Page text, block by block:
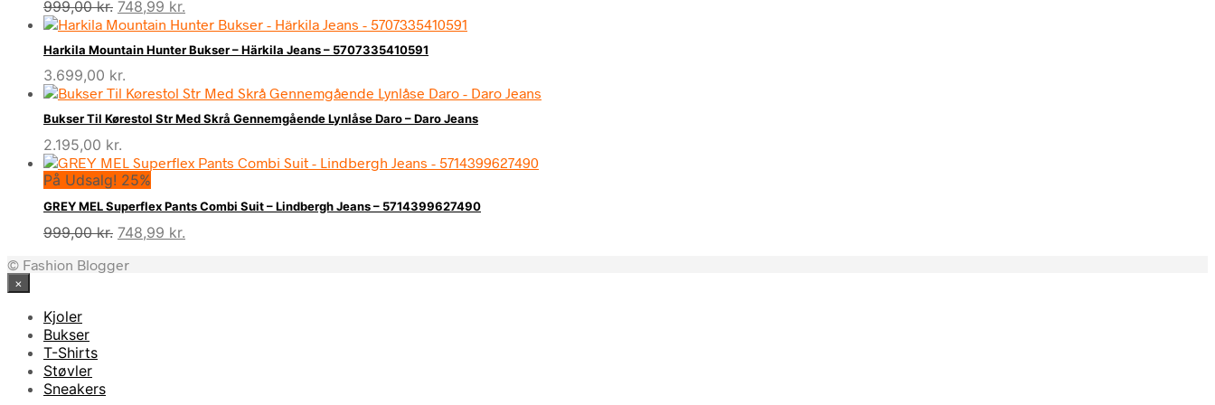
999,00kr. Den
oprindelige
pris
var:
999,00 kr..
748,99 kr.
aktuelle
pris
er:
Harkila Mountain Hunter Bukser – Härkila Jeans – 5707335410591
3.699,00 kr.
Bukser Til Kørestol Str Med Skrå Gennemgående Lynlåse Daro – Daro Jeans
2.195,00 kr.
På Udsalg! 25%
GREY MEL Superflex Pants Combi Suit – Lindbergh Jeans – 5714399627490
999,00kr. Den
pris
748,99 kr.
© Fashion Blogger
×
Kjoler
Bukser
T-Shirts
Støvler
Sneakers